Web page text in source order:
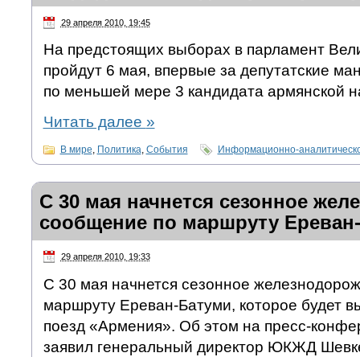
29 апреля 2010, 19:45
На предстоящих выборах в парламент
пройдут 6 мая, впервые за депутатские
по меньшей мере 3 кандидата армянской
Читать далее »
В мире, Политика, События Информационно-
С 30 мая начнется сезонное
сообщение по маршруту
29 апреля 2010, 19:33
С 30 мая начнется сезонное
маршруту Ереван-Батуми, которое будет
поезд «Армения». Об этом на пресс-
заявил генеральный директор ЮКЖД